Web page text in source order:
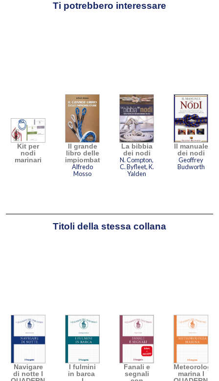
Ti potrebbero interessare
Kit per
nodi
marinari
Il grande
libro delle
impiombature
Alfredo
Mosso
La bibbia
dei nodi
N. Compton,
C. Byfleet, K.
Yalden
Il manuale
dei nodi
Geoffrey
Budworth
Titoli della stessa collana
Navigare
di notte I
I fulmini
in barca
Fanali e
segnali
Meteorologia
marina I